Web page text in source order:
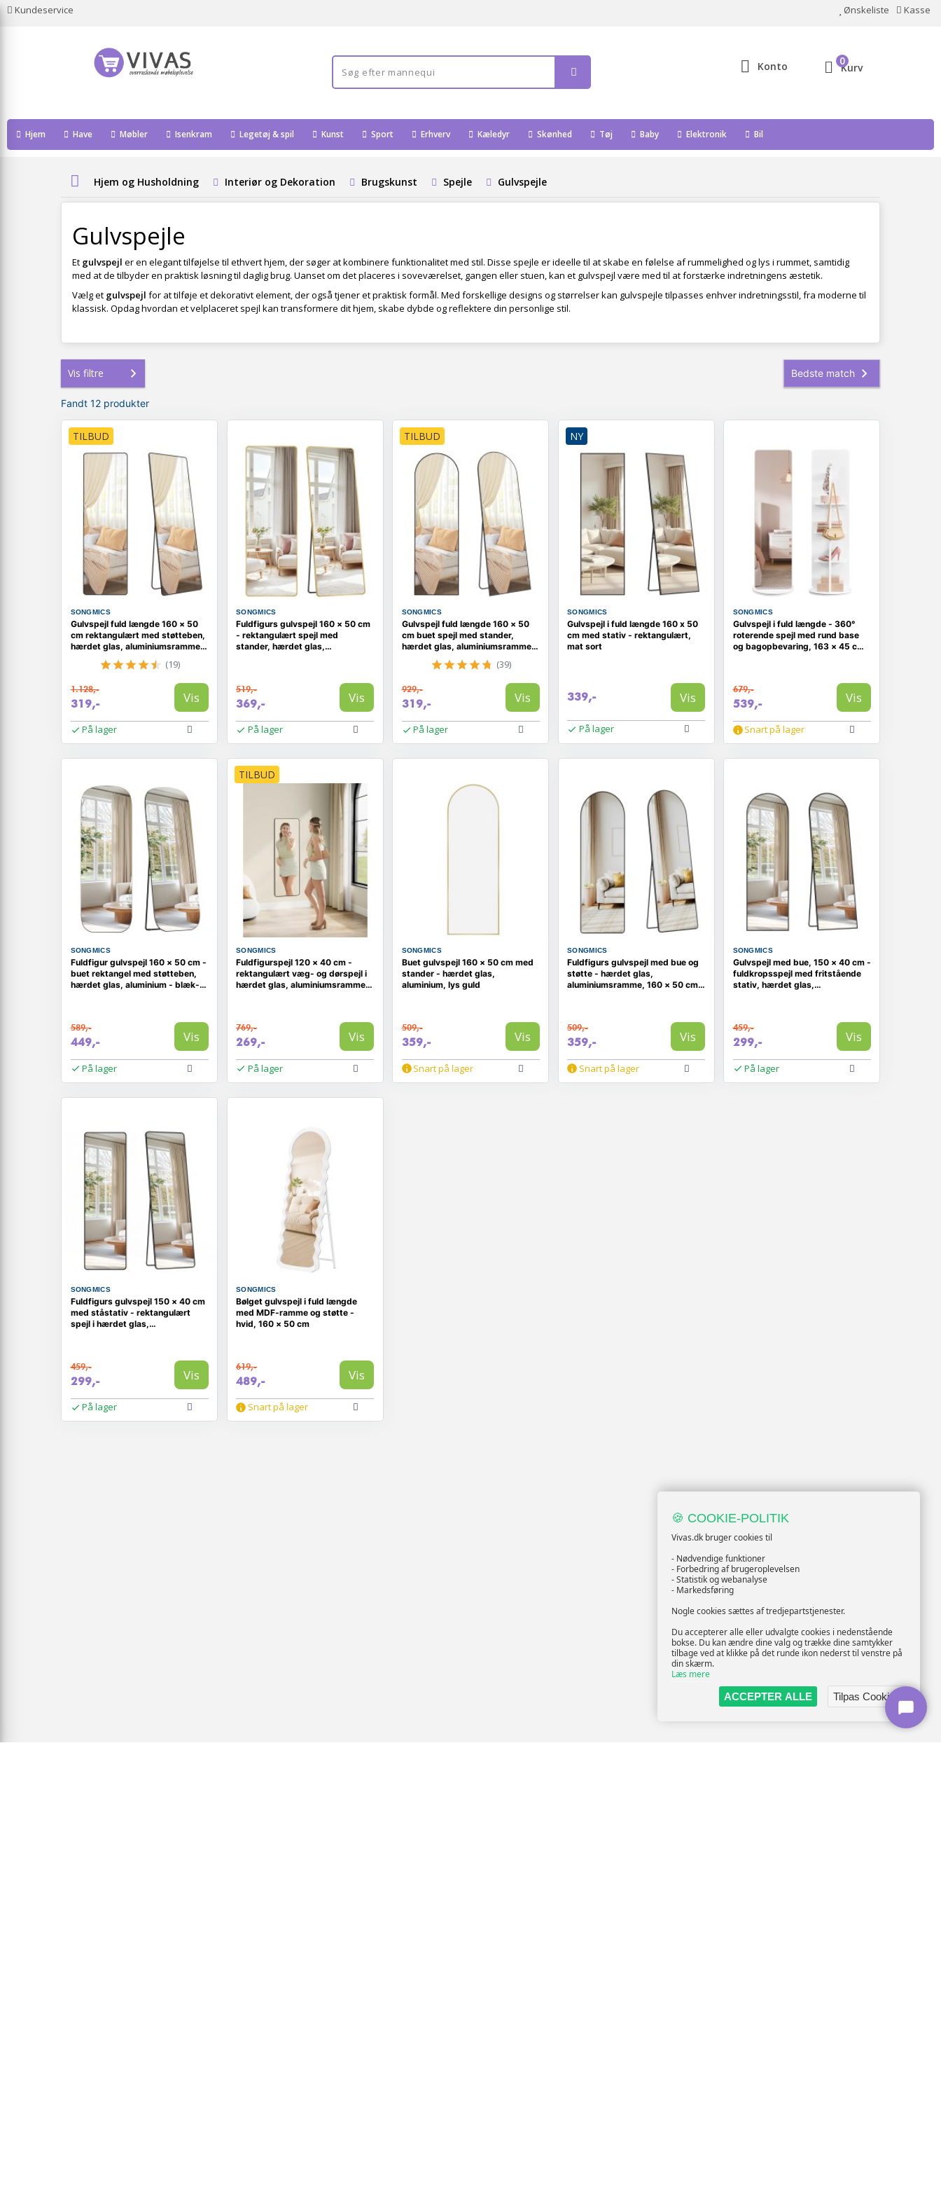
Kundeservice Ønskeliste Kasse
Konto Kurv
0
Hjem Have Møbler Isenkram Legetøj & spil Kunst Sport Erhverv Kæledyr Skønhed Tøj Baby Elektronik Bil
Hjem og Husholdning Interiør og Dekoration Brugskunst Spejle Gulvspejle
Gulvspejle
Et gulvspejl er en elegant tilføjelse til ethvert hjem, der søger at kombinere funktionalitet med stil. Disse spejle er ideelle til at skabe en følelse af rummelighed og lys i rummet, samtidig
med at de tilbyder en praktisk løsning til daglig brug. Uanset om det placeres i soveværelset, gangen eller stuen, kan et gulvspejl være med til at forstærke indretningens æstetik.
Vælg et gulvspejl for at tilføje et dekorativt element, der også tjener et praktisk formål. Med forskellige designs og størrelser kan gulvspejle tilpasses enhver indretningsstil, fra moderne til
klassisk. Opdag hvordan et velplaceret spejl kan transformere dit hjem, skabe dybde og reflektere din personlige stil.
Vis filtre
Fandt 12 produkter
TILBUD
SONGMICS
Gulvspejl fuld længde 160 × 50
cm rektangulært med støtteben,
hærdet glas, aluminiumsramme,
(19)
1.128,-
319,- Vis
På lager
SONGMICS
Fuldfigurs gulvspejl 160 × 50 cm
- rektangulært spejl med
stander, hærdet glas,
519,-
369,- Vis
På lager
TILBUD
SONGMICS
Gulvspejl fuld længde 160 × 50
cm buet spejl med stander,
hærdet glas, aluminiumsramme,
(39)
929,-
319,- Vis
På lager
NY
SONGMICS
Gulvspejl i fuld længde 160 x 50
cm med stativ - rektangulært,
mat sort
339,- Vis
På lager
SONGMICS
Gulvspejl i fuld længde - 360°
roterende spejl med rund base
og bagopbevaring, 163 × 45 cm,
679,-
539,- Vis
Snart på lager
SONGMICS
Fuldfigur gulvspejl 160 × 50 cm -
buet rektangel med støtteben,
hærdet glas, aluminium - blæk-
589,-
449,- Vis
På lager
TILBUD
SONGMICS
Fuldfigurspejl 120 × 40 cm -
rektangulært væg- og dørspejl i
hærdet glas, aluminiumsramme -
769,-
269,- Vis
På lager
SONGMICS
Buet gulvspejl 160 × 50 cm med
stander - hærdet glas,
aluminium, lys guld
509,-
359,- Vis
Snart på lager
SONGMICS
Fuldfigurs gulvspejl med bue og
støtte - hærdet glas,
aluminiumsramme, 160 × 50 cm,
509,-
359,- Vis
Snart på lager
SONGMICS
Gulvspejl med bue, 150 × 40 cm -
fuldkropsspejl med fritstående
stativ, hærdet glas,
459,-
299,- Vis
På lager
SONGMICS
Fuldfigurs gulvspejl 150 × 40 cm
med ståstativ - rektangulært
spejl i hærdet glas,
459,-
299,- Vis
På lager
SONGMICS
Bølget gulvspejl i fuld længde
med MDF-ramme og støtte -
hvid, 160 × 50 cm
619,-
489,- Vis
Snart på lager
🍪 COOKIE-POLITIK
Vivas.dk bruger cookies til
- Nødvendige funktioner
- Forbedring af brugeroplevelsen
- Statistik og webanalyse
- Markedsføring
Nogle cookies sættes af tredjepartstjenester.
Du accepterer alle eller udvalgte cookies i nedenstående
bokse. Du kan ændre dine valg og trække dine samtykker
tilbage ved at klikke på det runde ikon nederst til venstre på
din skærm.
Læs mere
ACCEPTER ALLE
Tilpas Cookies